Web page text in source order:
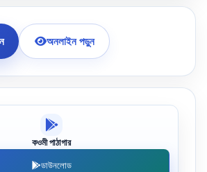
অনলাইন পড়ুন
কওমী পাঠাগার
ডাউনলোড